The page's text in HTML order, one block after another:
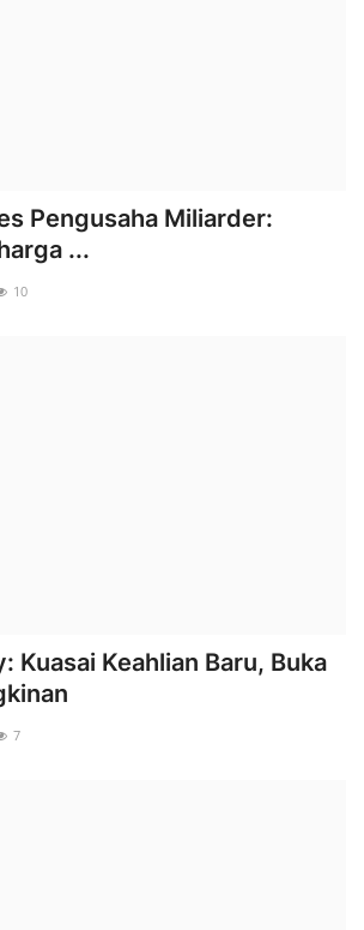
Pengusaha Miliarder:
...
10
Kuasai Keahlian Baru, Buka
7